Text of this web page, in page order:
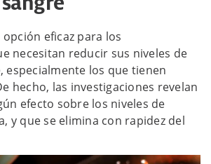
eficaz para los
necesitan reducir sus niveles de
especialmente los que tienen
hecho, las investigaciones revelan
efecto sobre los niveles de
y que se elimina con rapidez del